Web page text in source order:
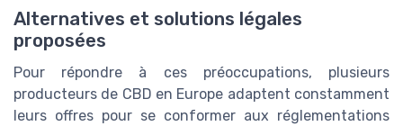
Alternatives et solutions légales
proposées
Pour répondre à ces préoccupations, plusieurs
producteurs de CBD en Europe adaptent constamment
leurs offres pour se conformer aux réglementations